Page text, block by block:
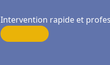
Intervention rapide et